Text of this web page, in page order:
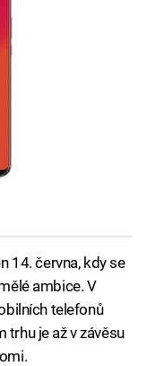
14. června, kdy se
ambice. V
telefonů
trhu je až v závěsu